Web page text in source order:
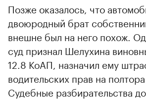
Позже оказалось, что
двоюродный брат
внешне был на него похож.
суд признал Шелухина
12.8 КоАП, назначил ему
водительских прав на полтора
Судебные разбирательства